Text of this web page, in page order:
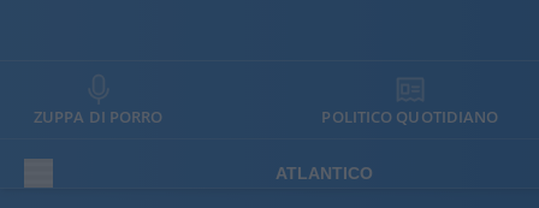
ZUPPA DI PORRO POLITICO QUOTIDIANO
ATLANTICO